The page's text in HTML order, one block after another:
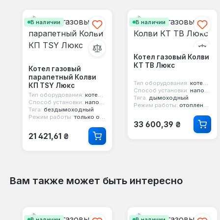
В наличии
Котел газовый
парапетный Колви
КП TSY Люкс
Тип оборудования: котел парапетный
Способ установки: напольный
Тяга: бездымоходный
Режим работы: только отопление
Обычная цена:
21 421,61 ₴
В наличии
Котел газовый Колви
КТ TB Люкс
Тип оборудования: котел газовый
Способ установки: напольный
Тяга: дымоходный
Режим работы: отопление и горячая вода
Обычная цена:
33 600,39 ₴
Вам также может быть интересно